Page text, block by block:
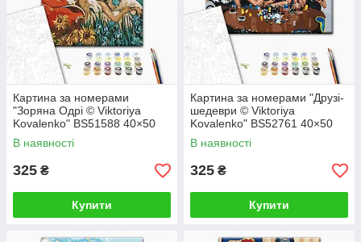
Картина за номерами
"Зоряна Одрі © Viktoriya
Kovalenko" BS51588 40×50
см
В наявності
325 ₴
Купити
Картина за номерами "Друзі-
шедеври © Viktoriya
Kovalenko" BS52761 40×50
см
В наявності
325 ₴
Купити